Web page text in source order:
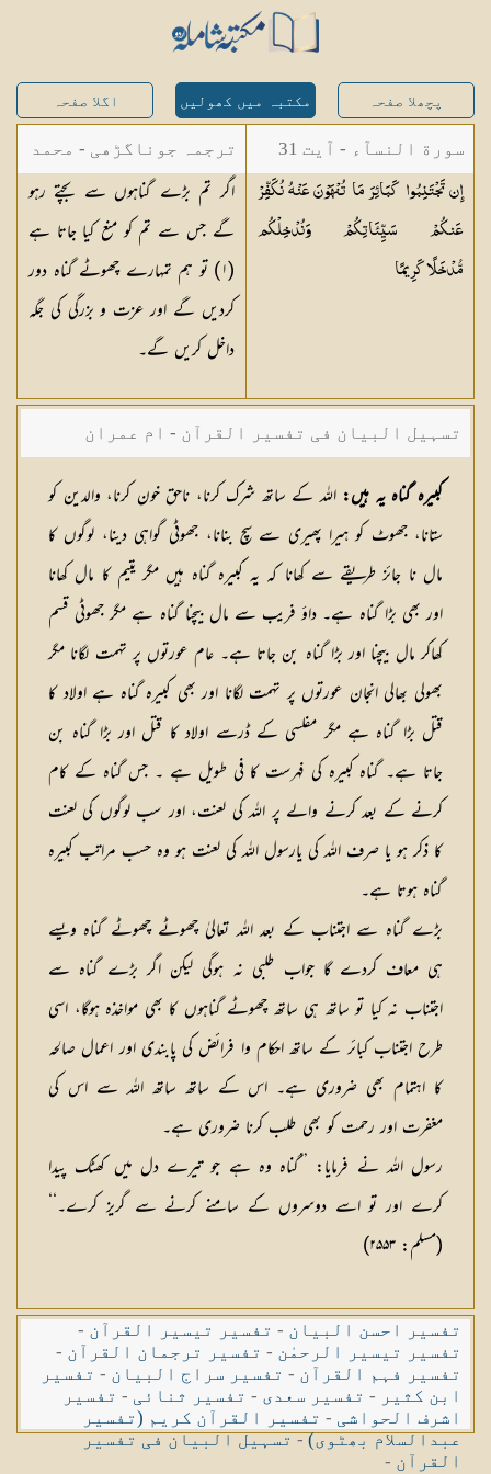
پچھلا صفحہ مکتبہ میں کھولیں اگلا صفحہ
سورة النسآء - آیت 31
إِن تَجْتَنِبُوا كَبَائِرَ مَا تُنْهَوْنَ عَنْهُ نُكَفِّرْ
عَنكُمْ سَيِّئَاتِكُمْ وَنُدْخِلْكُم
مُّدْخَلًا كَرِيمًا
ترجمہ جوناگڑھی - محمد
جونا گڑھی
اگر تم بڑے گناہوں سے بچتے رہو
گے جس سے تم کو منع کیا جاتا ہے
(١) تو ہم تمہارے چھوٹے گناہ دور
کردیں گے اور عزت و بزرگی کی جگہ
داخل کریں گے۔
تسہیل البیان فی تفسیر القرآن - ام عمران
شکیلہ بنت میاں فضل حسین
کبیرہ گناہ یہ ہیں: اللہ کے ساتھ شرک کرنا، ناحق خون کرنا، والدین کو
ستانا، جھوٹ کو ہیرا پھیری سے سچ بنانا، جھوٹی گواہی دینا، لوگوں کا
مال نا جائز طریقے سے کھانا کہ یہ کبیرہ گناہ ہیں مگر یتیم کا مال کھانا
اور بھی بڑا گناہ ہے۔ داؤ فریب سے مال بیچنا گناہ ہے مگر جھوٹی قسم
کھاکر مال بیچنا اور بڑا گناہ بن جاتا ہے۔ عام عورتوں پر تہمت لگانا مگر
بھولی بھالی انجان عورتوں پر تہمت لگانا اور بھی کبیرہ گناہ ہے اولاد کا
قتل بڑا گناہ ہے مگر مفلسی کے ڈرسے اولاد کا قتل اور بڑا گناہ بن
جاتا ہے۔ گناہ کبیرہ کی فہرست کا فی طویل ہے ۔ جس گناہ کے کام
کرنے کے بعد کرنے والے پر اللہ کی لعنت، اور سب لوگوں کی لعنت
کا ذکر ہو یا صرف اللہ کی یارسول اللہ کی لعنت ہو وہ حسب مراتب کبیرہ
گناہ ہوتا ہے۔
بڑے گناہ سے اجتناب کے بعد اللہ تعالیٰ چھوٹے چھوٹے گناہ ویسے
ہی معاف کردے گا جواب طلبی نہ ہوگی لیکن اگر بڑے گناہ سے
اجتناب نہ کیا تو ساتھ ہی ساتھ چھوٹے گناہوں کا بھی مواخذہ ہوگا، اسی
طرح اجتناب کبائر کے ساتھ احکام وا فرائض کی پابندی اور اعمال صالحہ
کا اہتمام بھی ضروری ہے۔ اس کے ساتھ ساتھ اللہ سے اس کی
مغفرت اور رحمت کو بھی طلب کرنا ضروری ہے۔
رسول اللہ نے فرمایا: ’’گناہ وہ ہے جو تیرے دل میں کھٹک پیدا
کرے اور تو اسے دوسروں کے سامنے کرنے سے گریز کرے۔‘‘
(مسلم: ۲۵۵۳)
تفسیر احسن البیان - تفسیر تیسیر القرآن -
تفسیر تیسیر الرحمٰن - تفسیر ترجمان القرآن -
تفسیر فہم القرآن - تفسیر سراج البیان - تفسیر
ابن کثیر - تفسیر سعدی - تفسیر ثنائی - تفسیر
اشرف الحواشی - تفسیر القرآن کریم (تفسیر
عبدالسلام بھٹوی)-تسہیل البیان فی تفسیر
القرآن -